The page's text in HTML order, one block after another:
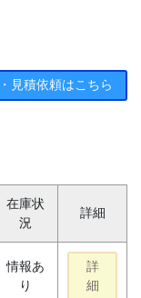
見積依頼はこちら
在庫状
況
詳細
情報あ
り
詳
細